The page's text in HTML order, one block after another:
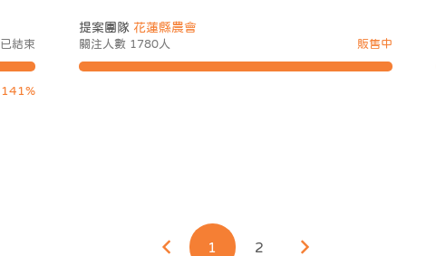
已結束
141%
提案團隊 花蓮縣農會
關注人數 1780人 販售中
1 2